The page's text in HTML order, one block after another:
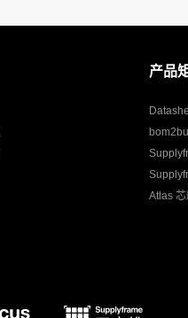
产品
Atlas 芯